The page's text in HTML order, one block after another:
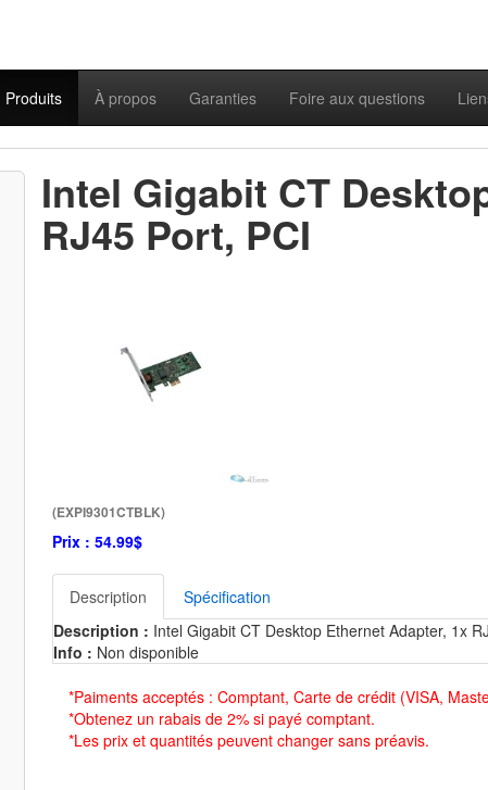
Produits À propos Garanties Foire aux questions
Intel Gigabit CT
RJ45 Port, PCI
(EXPI9301CTBLK)
Prix : 54.99$
Description
Spécification
Description : Intel Gigabit CT Desktop Ethernet Adapter, 1x
Info : Non disponible
*Paiments acceptés : Comptant, Carte de crédit (VISA,
*Obtenez un rabais de 2% si payé comptant.
*Les prix et quantités peuvent changer sans préavis.